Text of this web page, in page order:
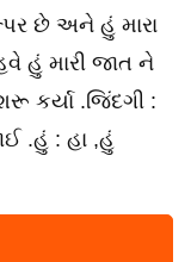
છે અને હું મારા
હું મારી જાત ને
કર્યા .જિંદગી :
.હું : હા ,હું